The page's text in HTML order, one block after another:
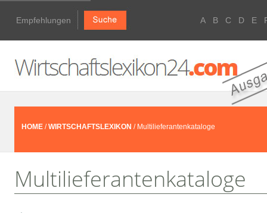
Empfehlungen A B C D E
HOME /WIRTSCHAFTSLEXIKON / Multilieferantenkataloge
Multilieferantenkataloge